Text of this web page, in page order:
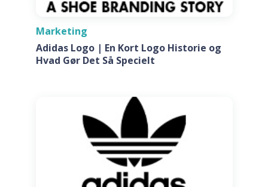
Marketing
Adidas Logo | En Kort Logo Historie og
Hvad Gør Det Så Specielt